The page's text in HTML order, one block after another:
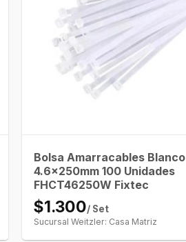
Bolsa Amarracables Blanco
4.6x250mm 100 Unidades
FHCT46250W Fixtec
$1.300/ Set
Sucursal Weitzler: Casa Matriz